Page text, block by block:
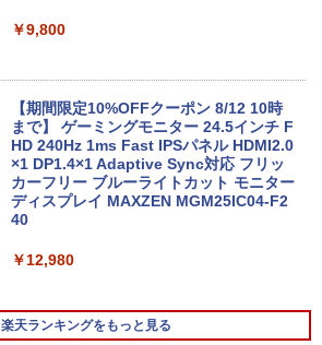
HD】富士通 LIFEBOOK U939/第8世代 C
SB-C/USB3.1/パソコン 中古PC 中古ノー
トパソコン Windows11
￥25,800
ノートパソコン 新品 14インチ Office搭
モリ 12GB SSD 128GB 256GB 512GB 1
￥29,800
SSD 128GB～2TB メモリ8GB～32GB 2
み
￥45,700
★レノボ / Lenovo ThinkCentre M70q
Tiny Gen 5 12TES7DK00 (Windows 11
GB/SSD:256GB)【デスクトップパソコ
￥139,500
￥9,800
【期間限定10%OFFクーポン 8/12 10時
まで】 ゲーミングモニター 24.5インチ F
HD 240Hz 1ms Fast IPSパネル HDMI2.0
×1 DP1.4×1 Adaptive Sync対応 フリッ
カーフリー ブルーライトカット モニター
ディスプレイ MAXZEN MGM25IC04-F2
40
￥12,980
楽天ランキングをもっと見る